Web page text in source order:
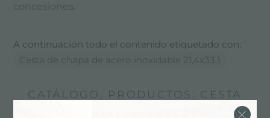
concesiones.
A continuación todo el contenido etiquetado con:
Cesta de chapa de acero inoxidable 21,4x33,1
CATÁLOGO, PRODUCTOS: CESTA